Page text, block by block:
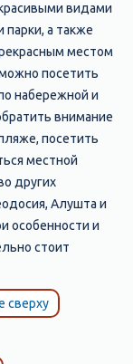
видами
парки, а также
местом
посетить
набережной и
внимание
посетить
местной
других
Алушта и
особенности и
стоит
сверху